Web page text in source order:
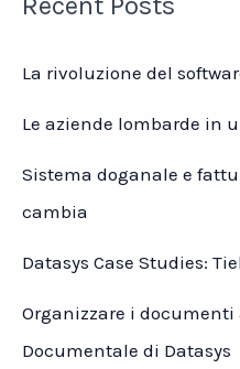
La rivoluzione del
Le aziende lombarde in
Sistema doganale e
cambia
Datasys Case Studies:
Organizzare i
Documentale di Datasys